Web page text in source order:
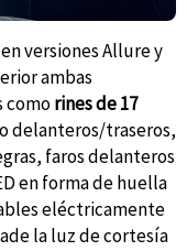
versiones Allure y
ambas
comorines de 17
delanteros/traseros,
faros delanteros
en forma de huella
eléctricamente
la luz de cortesía